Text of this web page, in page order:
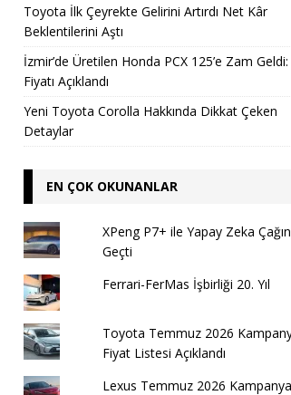
Toyota İlk Çeyrekte Gelirini Artırdı Net Kâr
Beklentilerini Aştı
İzmir’de Üretilen Honda PCX 125’e Zam Geldi:
Fiyatı Açıklandı
Yeni Toyota Corolla Hakkında Dikkat Çeken
Detaylar
EN ÇOK OKUNANLAR
XPeng P7+ ile Yapay Zeka
Geçti
Ferrari-FerMas İşbirliği 20. Yıl
Toyota Temmuz 2026
Fiyat Listesi Açıklandı
Lexus Temmuz 2026